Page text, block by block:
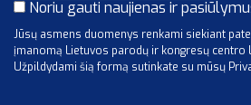
Noriu gauti naujienas ir
Jūsų asmens duomenys renkami siekiant
įmanomą Lietuvos parodų ir kongresų centro
Užpildydami šią formą sutinkate su mūsų